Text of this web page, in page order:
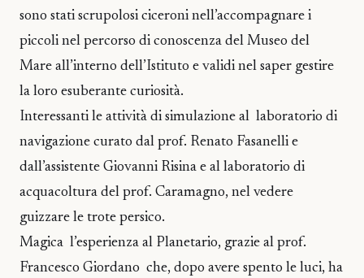
sono stati scrupolosi ciceroni nell’accompagnare i
piccoli nel percorso di conoscenza del Museo del
Mare all’interno dell’Istituto e validi nel saper gestire
la loro esuberante curiosità.
Interessanti le attività di simulazione al laboratorio di
navigazione curato dal prof. Renato Fasanelli e
dall’assistente Giovanni Risina e al laboratorio di
acquacoltura del prof. Caramagno, nel vedere
guizzare le trote persico.
Magica l’esperienza al Planetario, grazie al prof.
Francesco Giordano che, dopo avere spento le luci, ha